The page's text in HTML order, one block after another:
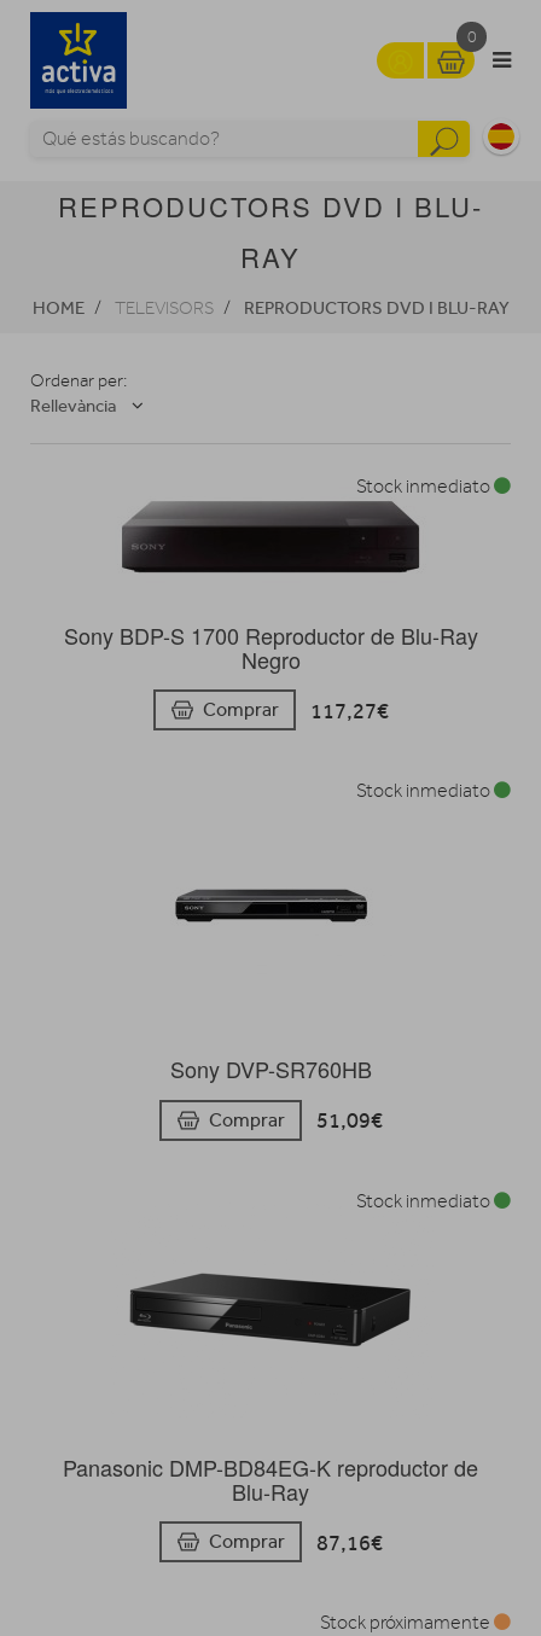
0
REPRODUCTORS DVD I BLU-
RAY
HOME TELEVISORS REPRODUCTORS DVD I BLU-RAY
Ordenar per:
Rellevància
Sony BDP-S 1700 Reproductor de Blu-Ray
Negro
Comprar 117,27€
Stock inmediato
Sony DVP-SR760HB
Comprar 51,09€
Stock inmediato
Panasonic DMP-BD84EG-K reproductor de
Blu-Ray
Comprar 87,16€
Stock inmediato
Stock próximamente